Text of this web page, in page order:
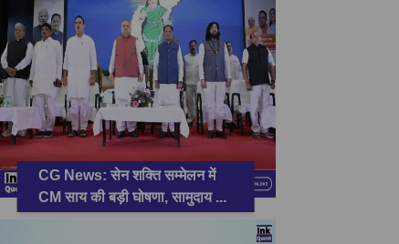
CG News: सेन शक्ति सम्मेलन में
CM साय की बड़ी घोषणा, सामुदाय...